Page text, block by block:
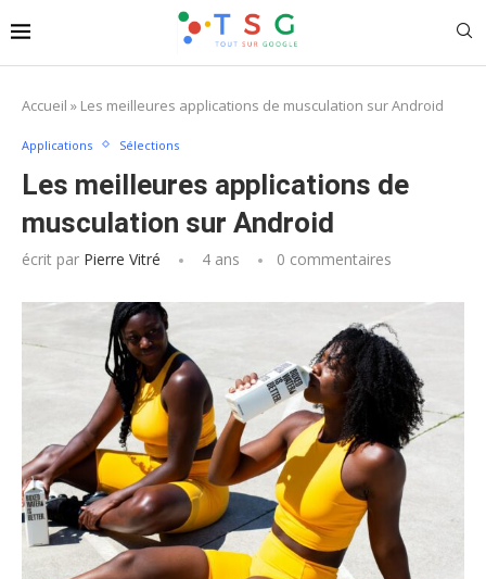
Accueil » Les meilleures applications de musculation sur Android
Applications Sélections
Les meilleures applications de
musculation sur Android
écrit par Pierre Vitré 4 ans 0 commentaires